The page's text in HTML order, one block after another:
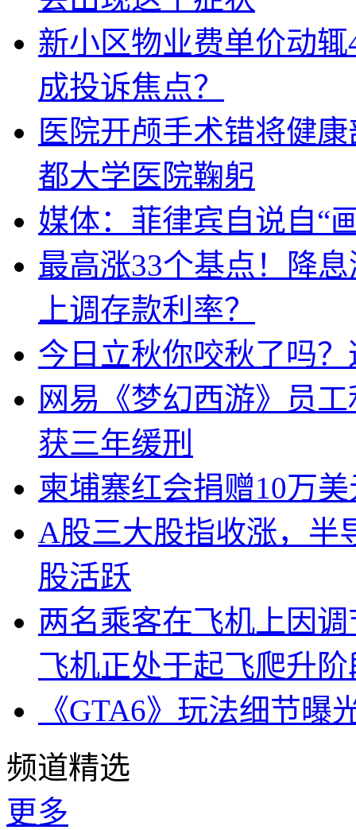
新小区物业费单价动
成投诉焦点？
医院开颅手术错将健
都大学医院鞠躬
媒体：菲律宾自说自“
最高涨33个基点！降
上调存款利率？
今日立秋你咬秋了吗
网易《梦幻西游》员
获三年缓刑
柬埔寨红会捐赠10万
A股三大股指收涨，半
股活跃
两名乘客在飞机上因
飞机正处于起飞爬升阶
《GTA6》玩法细节
频道精选
更多